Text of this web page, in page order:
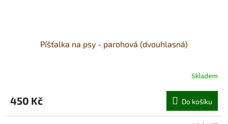
Píšťalka na psy - parohová (dvouhlasná)
Skladem
450 Kč Do košíku